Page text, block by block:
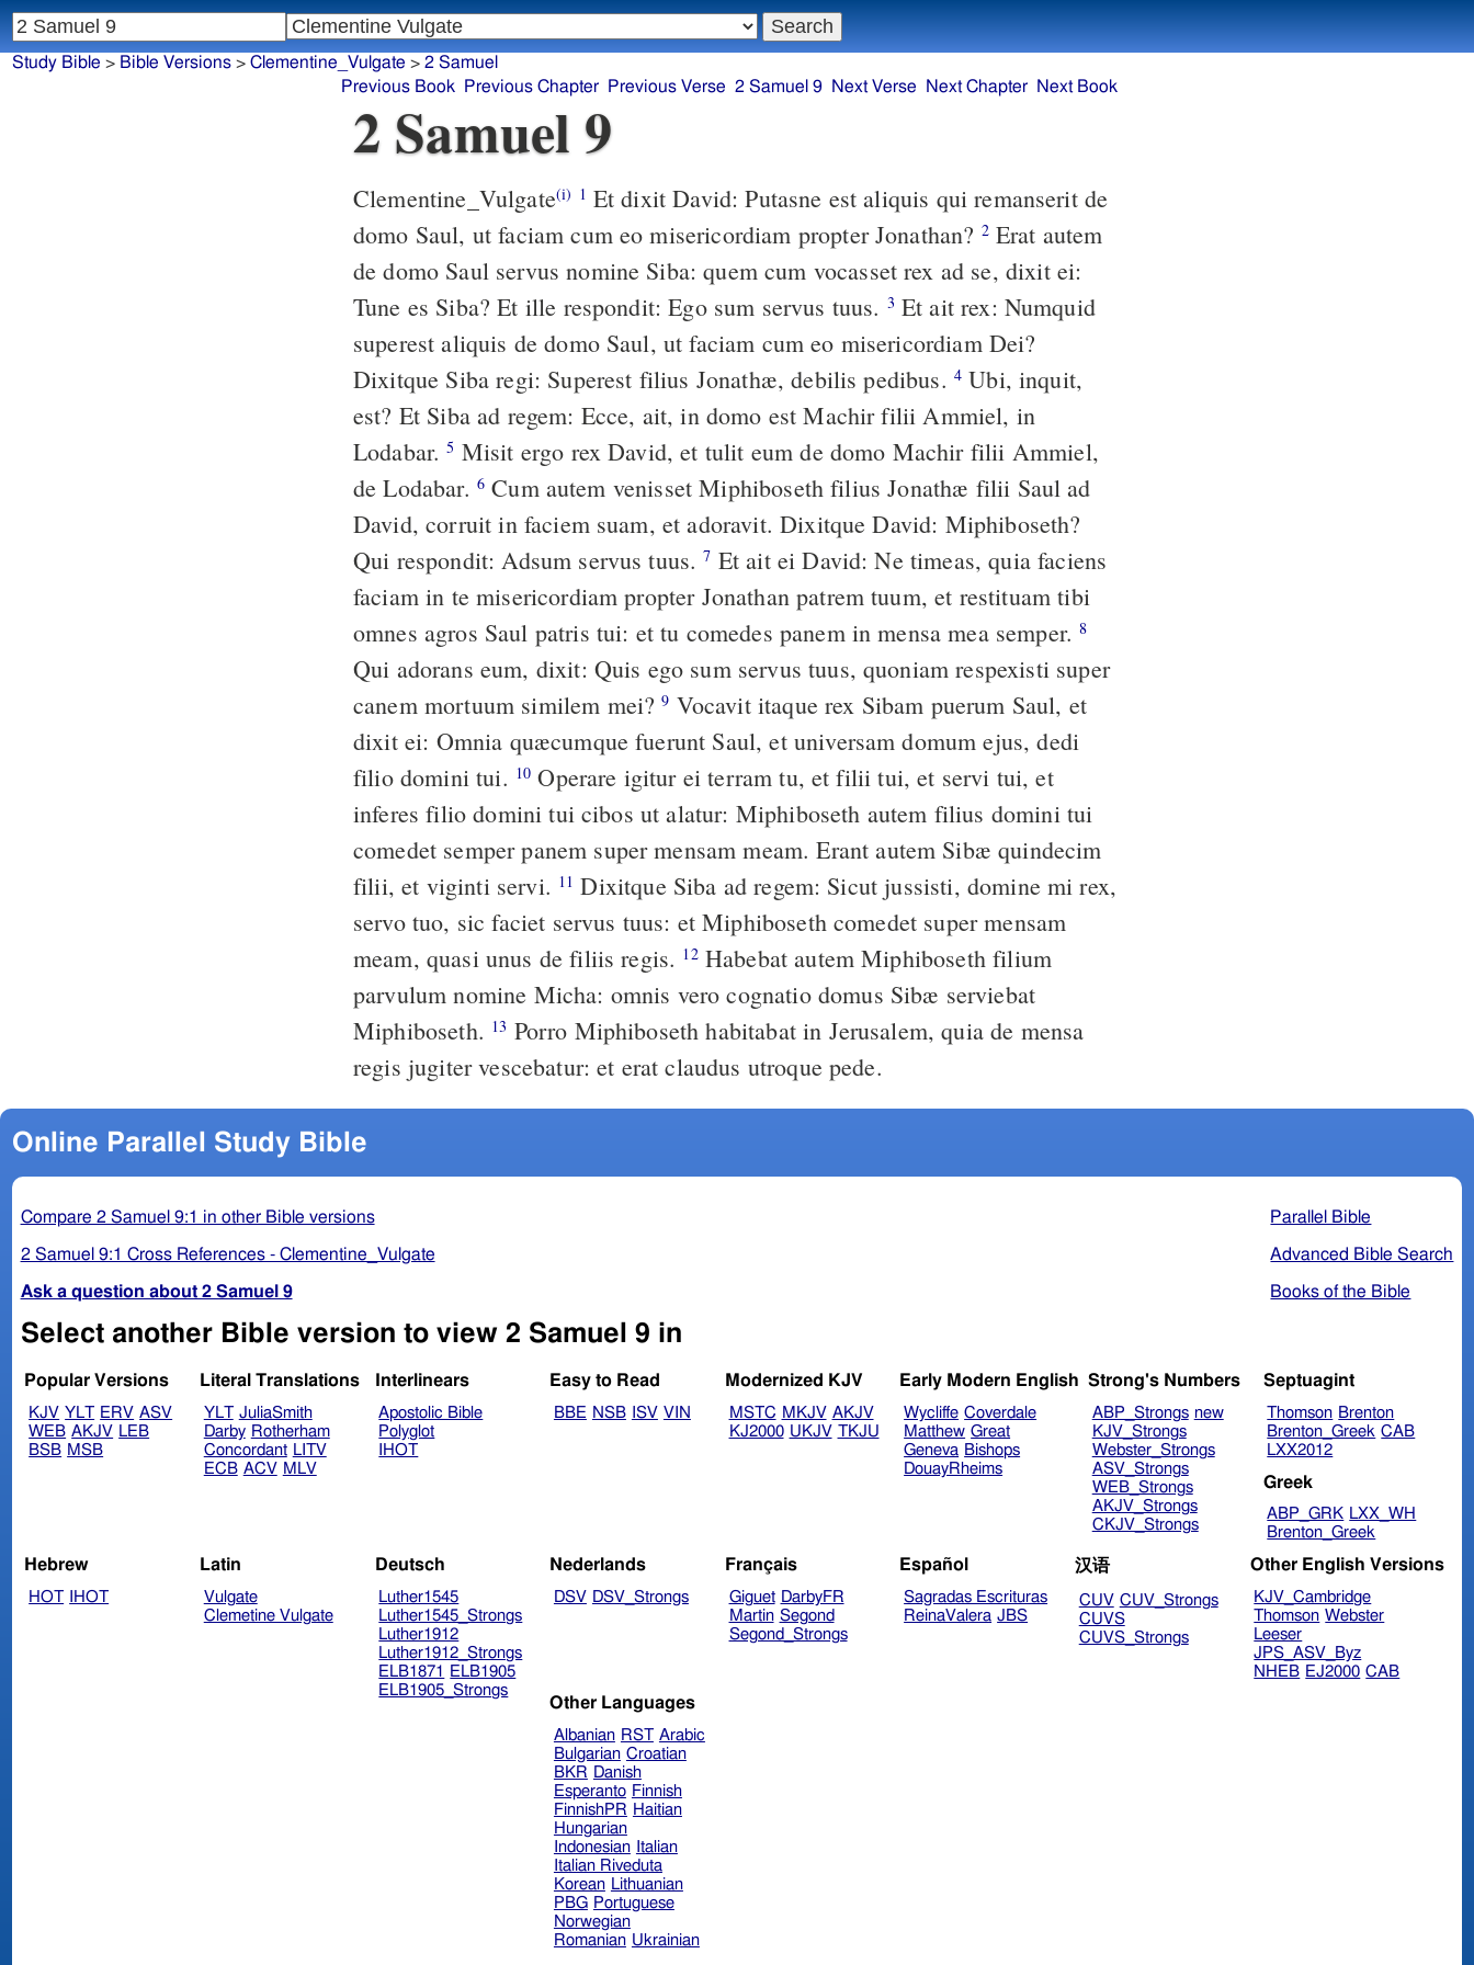
Study Bible > Bible Versions> Clementine_Vulgate > 2 Samuel
Previous Book
Previous Chapter Previous Verse 2 Samuel 9 Next Verse Next Chapter Next Book
2 Samuel 9
Clementine_Vulgate(i) 1
domo Saul, ut faciam cum eo misericordiam propter Jonathan? 2Erat autem
de domo Saul servus nomine Siba: quem cum vocasset rex ad se, dixit ei:
Tune es Siba? Et ille respondit: Ego sum servus tuus. 3
superest aliquis de domo Saul, ut faciam cum eo misericordiam Dei?
Dixitque Siba regi: Superest filius Jonathæ, debilis pedibus. 4 Ubi, inquit,
est? Et Siba ad regem: Ecce, ait, in domo est Machir filii Ammiel, in
Lodabar.5
de Lodabar. 6 Cum autem venisset Miphiboseth filius Jonathæ filii Saul ad
David, corruit in faciem suam, et adoravit. Dixitque David: Miphiboseth?
Qui respondit: Adsum servus tuus.7
faciam in te misericordiam propter Jonathan patrem tuum, et restituam tibi
omnes agros Saul patris tui: et tu comedes panem in mensa mea semper.8
Qui adorans eum, dixit: Quis ego sum servus tuus, quoniam respexisti super
canem mortuum similem mei?9
dixit ei: Omnia quæcumque fuerunt Saul, et universam domum ejus, dedi
filio domini tui. 10 Operare igitur ei terram tu, et filii tui, et servi tui, et
inferes filio domini tui cibos ut alatur: Miphiboseth autem filius domini tui
comedet semper panem super mensam meam. Erant autem Sibæ quindecim
filii, et viginti servi. 11 Dixitque Siba ad regem: Sicut jussisti, domine mi rex,
servo tuo, sic faciet servus tuus: et Miphiboseth comedet super mensam
meam, quasi unus de filiis regis. 12Habebat autem Miphiboseth filium
parvulum nomine Micha: omnis vero cognatio domus Sibæ serviebat
Miphiboseth. 13
regis jugiter vescebatur: et erat claudus utroque pede.
Online Parallel Study Bible
Parallel Bible
Advanced Bible Search
Books of the Bible
Compare 2 Samuel 9:1 in other Bible versions
2 Samuel 9:1 Cross References - Clementine_Vulgate
Ask a question about 2 Samuel 9
Select another Bible version to view 2 Samuel 9 in
Popular Versions
KJV YLT ERV ASV
WEB AKJV LEB
BSB MSB
Literal Translations
YLT JuliaSmith
Darby Rotherham
Concordant LITV
ECB ACV MLV
Interlinears
Apostolic Bible
Polyglot
IHOT
Easy to Read
BBE NSB ISV VIN
Modernized KJV
MSTC MKJV AKJV
KJ2000 UKJV TKJU
Early Modern English
Wycliffe Coverdale
Matthew Great
Geneva Bishops
DouayRheims
Strong's Numbers
ABP_Strongs new
KJV_Strongs
Webster_Strongs
ASV_Strongs
WEB_Strongs
AKJV_Strongs
CKJV_Strongs
Septuagint
Thomson Brenton
Brenton_Greek CAB
LXX2012
Greek
ABP_GRK LXX_WH
Brenton_Greek
Hebrew
HOT IHOT
Latin
Vulgate
Clemetine Vulgate
Deutsch
Luther1545
Luther1545_Strongs
Luther1912
Luther1912_Strongs
ELB1871
ELB1905
ELB1905_Strongs
Nederlands
DSV DSV_Strongs
Français
Giguet DarbyFR
Martin Segond
Segond_Strongs
Español
Sagradas Escrituras
ReinaValera JBS
汉语
CUV CUV_Strongs
CUVS
CUVS_Strongs
Other English Versions
KJV_Cambridge
Thomson Webster
Leeser
JPS_ASV_Byz
NHEB EJ2000 CAB
Other Languages
Albanian RST Arabic
Bulgarian Croatian
BKR Danish
Esperanto Finnish
FinnishPR Haitian
Hungarian
Indonesian
Italian
Italian Riveduta
Korean Lithuanian
PBG Portuguese
Norwegian
Romanian Ukrainian